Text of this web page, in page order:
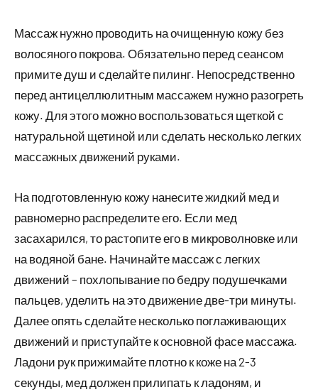
Массаж нужно проводить на очищенную кожу без
волосяного покрова. Обязательно перед сеансом
примите душ и сделайте пилинг. Непосредственно
перед антицеллюлитным массажем нужно разогреть
кожу. Для этого можно воспользоваться щеткой с
натуральной щетиной или сделать несколько легких
массажных движений руками.
На подготовленную кожу нанесите жидкий мед и
равномерно распределите его. Если мед
засахарился, то растопите его в микроволновке или
на водяной бане. Начинайте массаж с легких
движений – похлопывание по бедру подушечками
пальцев, уделить на это движение две-три минуты.
Далее опять сделайте несколько поглаживающих
движений и приступайте к основной фасе массажа.
Ладони рук прижимайте плотно к коже на 2-3
секунды, мед должен прилипать к ладоням, и